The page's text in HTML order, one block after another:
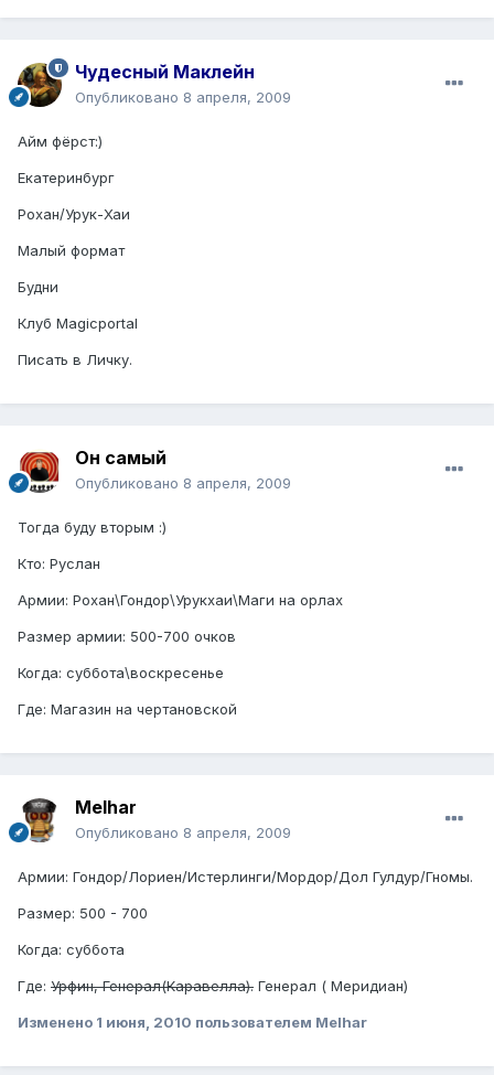
Чудесный Маклейн
Опубликовано 8 апреля, 2009
Айм фёрст:)
Екатеринбург
Рохан/Урук-Хаи
Малый формат
Будни
Клуб Magicportal
Писать в Личку.
Он самый
Опубликовано 8 апреля, 2009
Тогда буду вторым :)
Кто: Руслан
Армии: Рохан\Гондор\Урукхаи\Маги на орлах
Размер армии: 500-700 очков
Когда: суббота\воскресенье
Где: Магазин на чертановской
Melhar
Опубликовано 8 апреля, 2009
Армии: Гондор/Лориен/Истерлинги/Мордор/Дол Гулдур/Гномы.
Размер: 500 - 700
Когда: суббота
Где: Урфин, Генерал(Каравелла). Генерал ( Меридиан)
Изменено 1 июня, 2010 пользователем Melhar